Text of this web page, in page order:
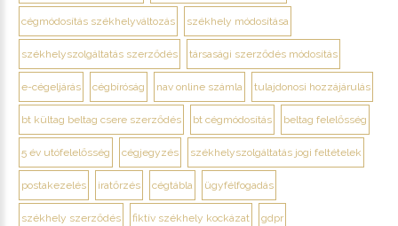
cégmódosítás székhelyváltozás székhely módosítása
székhelyszolgáltatás szerződés társasági szerződés módosítás
e-cégeljárás cégbíróság nav online számla tulajdonosi hozzájárulás
bt kültag beltag csere szerződés bt cégmódosítás beltag felelősség
5 év utófelelősség cégjegyzés székhelyszolgáltatás jogi feltételek
postakezelés iratőrzés cégtábla ügyfélfogadás
székhely szerződés fiktív székhely kockázat gdpr